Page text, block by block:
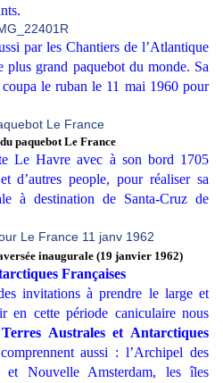
par les Chantiers de l’Atlantique
grand paquebot du monde. Sa
le ruban le 11 mai 1960 pour
paquebot Le France
Le Havre avec à son bord 1705
d’autres people, pour réaliser sa
à destination de Santa-Cruz de
inaugurale (19 janvier 1962)
Françaises
invitations à prendre le large et
en cette période caniculaire nous
Terres Australes et Antarctiques
aussi : l’Archipel des
et Nouvelle Amsterdam, les îles